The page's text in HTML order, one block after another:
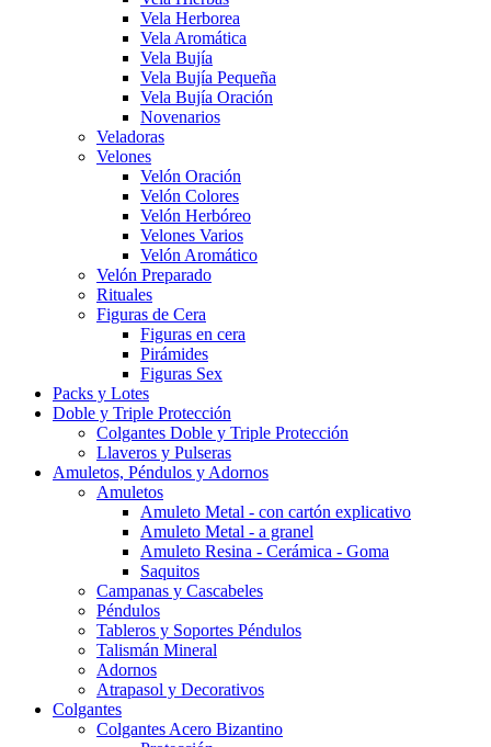
Vela Herborea
Vela Aromática
Vela Bujía
Vela Bujía Pequeña
Vela Bujía Oración
Novenarios
Veladoras
Velones
Velón Oración
Velón Colores
Velón Herbóreo
Velones Varios
Velón Aromático
Velón Preparado
Rituales
Figuras de Cera
Figuras en cera
Pirámides
Figuras Sex
Packs y Lotes
Doble y Triple Protección
Colgantes Doble y Triple Protección
Llaveros y Pulseras
Amuletos, Péndulos y Adornos
Amuletos
Amuleto Metal - con cartón explicativo
Amuleto Metal - a granel
Amuleto Resina - Cerámica - Goma
Saquitos
Campanas y Cascabeles
Péndulos
Tableros y Soportes Péndulos
Talismán Mineral
Adornos
Atrapasol y Decorativos
Colgantes
Colgantes Acero Bizantino